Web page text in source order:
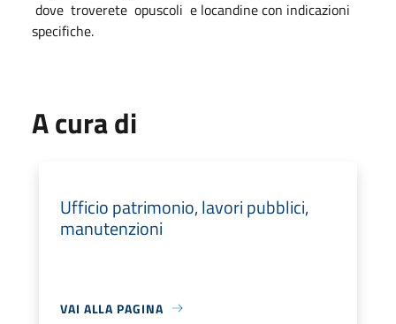
dove troverete opuscoli e locandine con indicazioni
specifiche.
A cura di
Ufficio patrimonio, lavori pubblici,
manutenzioni
VAI ALLA PAGINA